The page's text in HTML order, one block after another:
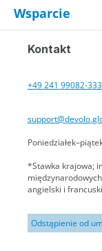
Wsparcie
Kontakt
+49 241 99082-333
*Stawka krajowa;
angielski i
Odstąpienie od